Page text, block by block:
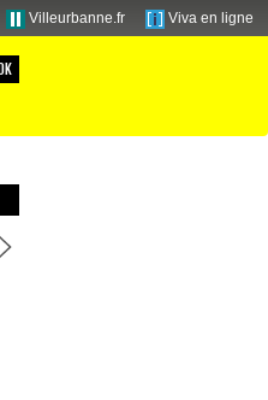
Villeurbanne.fr Viva en ligne